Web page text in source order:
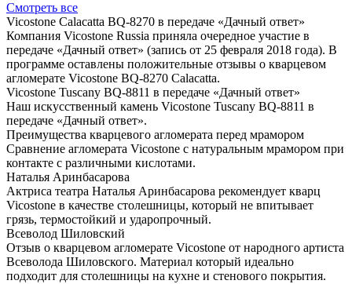
Смотреть все
Vicostone Calacatta BQ-8270 в передаче «Дачный ответ»
Компания Vicostone Russia приняла очередное участие в
передаче «Дачный ответ» (запись от 25 февраля 2018 года). В
программе оставлены положительные отзывы о кварцевом
агломерате Vicostone BQ-8270 Calacatta.
Vicostone Tuscany BQ-8811 в передаче «Дачный ответ»
Наш искусственный камень Vicostone Tuscany BQ-8811 в
передаче «Дачный ответ».
Преимущества кварцевого агломерата перед мрамором
Сравнение агломерата Vicostone с натуральным мрамором при
контакте с различными кислотами.
Наталья Аринбасарова
Актриса театра Наталья Аринбасарова рекомендует кварц
Vicostone в качестве столешницы, который не впитывает
грязь, термостойкий и ударопрочный.
Всеволод Шиловский
Отзыв о кварцевом агломерате Vicostone от народного артиста
Всеволода Шиловского. Материал который идеально
подходит для столешницы на кухне и стенового покрытия.